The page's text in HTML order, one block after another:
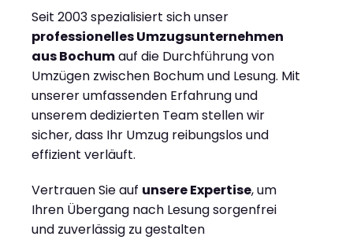
Seit 2003 spezialisiert sich unser
professionelles Umzugsunternehmen
aus Bochumauf die Durchführung von
Umzügen zwischen Bochum und Lesung. Mit
unserer umfassenden Erfahrung und
unserem dedizierten Team stellen wir
sicher, dass Ihr Umzug reibungslos und
effizient verläuft.
Vertrauen Sie auf unsere Expertise, um
Ihren Übergang nach Lesung sorgenfrei
und zuverlässig zu gestalten